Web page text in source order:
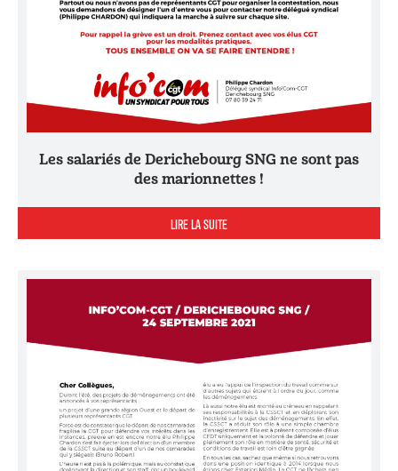
Les salariés de Derichebourg SNG ne sont pas
des marionnettes !
LIRE LA SUITE